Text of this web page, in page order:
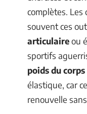
complètes. Les
souvent ces
articulaireou
sportifs
poids du corps
élastique, car
renouvelle